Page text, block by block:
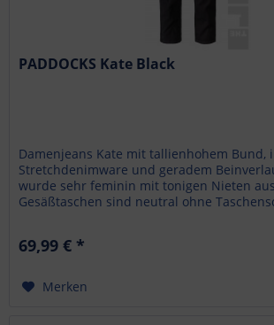
PADDOCKS Kate Black
Damenjeans Kate mit tallienhohem Bund,
Stretchdenimware und geradem
wurde sehr feminin mit tonigen Nieten
Gesäßtaschen sind neutral ohne
69,99 € *
Merken